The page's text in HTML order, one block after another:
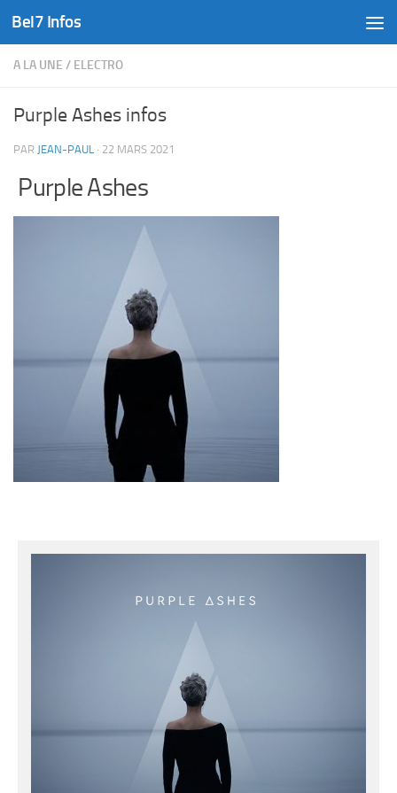
Skip to content
Bel7 Infos
A LA UNE / ELECTRO
Purple Ashes infos
PAR JEAN-PAUL · 22 MARS 2021
Purple Ashes